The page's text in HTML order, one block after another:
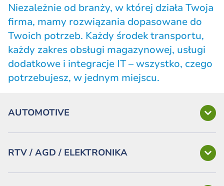
Niezależnie od branży, w której działa Twoja
firma, mamy rozwiązania dopasowane do
Twoich potrzeb. Każdy środek transportu,
każdy zakres obsługi magazynowej, usługi
dodatkowe i integracje IT – wszystko, czego
potrzebujesz, w jednym miejscu.
AUTOMOTIVE
RTV / AGD / ELEKTRONIKA